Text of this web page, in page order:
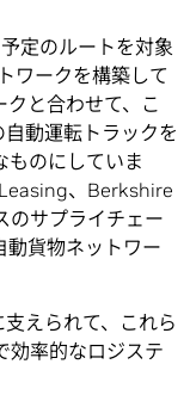
定のルートを対象
ワークを構築して
クと合わせて、こ
動運転トラックを
ものにしていま
、Berkshire
のサプライチェー
動貨物ネットワー
えられて、これら
効率的なロジステ